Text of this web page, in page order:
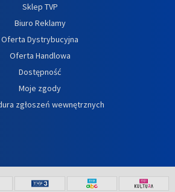
Sklep TVP
Biuro Reklamy
Oferta Dystrybucyjna
Oferta Handlowa
Dostępność
Moje zgody
zgłoszeń wewnętrznych